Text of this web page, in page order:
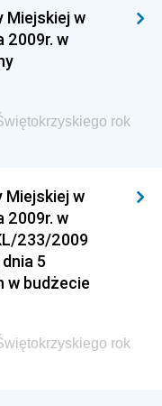
Dziedzictwa
i Polityki
Straży
Banku Polskiego
Policji
i Polityki
Budownictwa
Miejskiej w
2009r. w
rok
Miejskiej w
2009r. w
233/2009
5
w budżecie
rok